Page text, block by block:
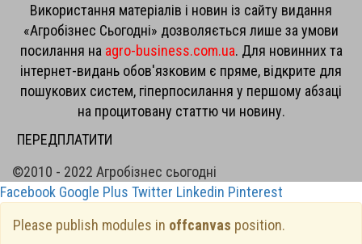
Використання матеріалів і новин із сайту видання
«Агробізнес Сьогодні» дозволяється лише за умови
посилання на agro-business.com.ua. Для новинних та
інтернет-видань обов'язковим є пряме, відкрите для
пошукових систем, гіперпосилання у першому абзаці
на процитовану статтю чи новину.
ПЕРЕДПЛАТИТИ
©2010 - 2022 Агробізнес сьогодні
Facebook Google Plus Twitter Linkedin Pinterest
Please publish modules in offcanvas position.